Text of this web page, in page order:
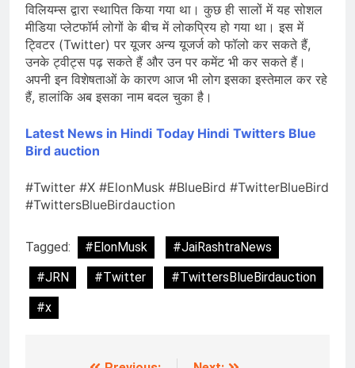
विलियम्स द्वारा स्थापित किया गया था। कुछ ही सालों में यह सोशल
मीडिया प्लेटफॉर्म लोगों के बीच में लोकप्रिय हो गया था। इस में
ट्विटर (Twitter) पर यूजर अन्य यूजर्ज को फॉलो कर सकते हैं,
उनके ट्वीट्स पढ़ सकते हैं और उन पर कमेंट भी कर सकते हैं।
अपनी इन विशेषताओं के कारण आज भी लोग इसका इस्तेमाल कर रहे
हैं, हालांकि अब इसका नाम बदल चुका है।
Latest News in Hindi Today Hindi Twitters Blue
Bird auction
#Twitter #X #ElonMusk #BlueBird #TwitterBlueBird
#TwittersBlueBirdauction
Tagged: #ElonMusk
#JaiRashtraNews
#JRN
#Twitter
#TwittersBlueBirdauction
#x